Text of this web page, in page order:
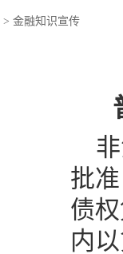
> 金融知识宣传
批
债
内